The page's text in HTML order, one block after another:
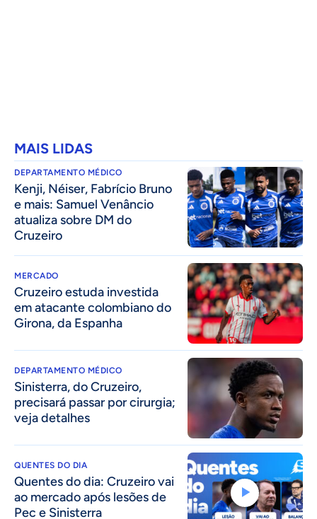
MAIS LIDAS
DEPARTAMENTO MÉDICO
Kenji, Néiser, Fabrício Bruno
e mais: Samuel Venâncio
atualiza sobre DM do
Cruzeiro
MERCADO
Cruzeiro estuda investida
em atacante colombiano do
Girona, da Espanha
DEPARTAMENTO MÉDICO
Sinisterra, do Cruzeiro,
precisará passar por cirurgia;
veja detalhes
QUENTES DO DIA
Quentes do dia: Cruzeiro vai
ao mercado após lesões de
Pec e Sinisterra